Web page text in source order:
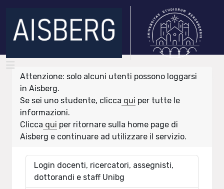
Attenzione: solo alcuni utenti possono loggarsi
in Aisberg.
Se sei uno studente, clicca qui per tutte le
informazioni.
Clicca qui per ritornare sulla home page di
Aisberg e continuare ad utilizzare il servizio.
Login docenti, ricercatori, assegnisti,
dottorandi e staff Unibg